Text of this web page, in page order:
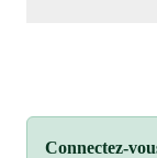
Connectez-